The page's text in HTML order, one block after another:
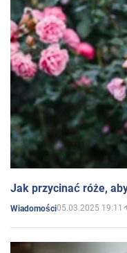
Jak przycinać róże,
Wiadomości05.03.2025 19:11